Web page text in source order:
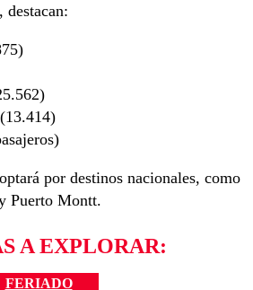
destacan:
(13.414)
por destinos nacionales, como
Puerto Montt.
A EXPLORAR:
FERIADO